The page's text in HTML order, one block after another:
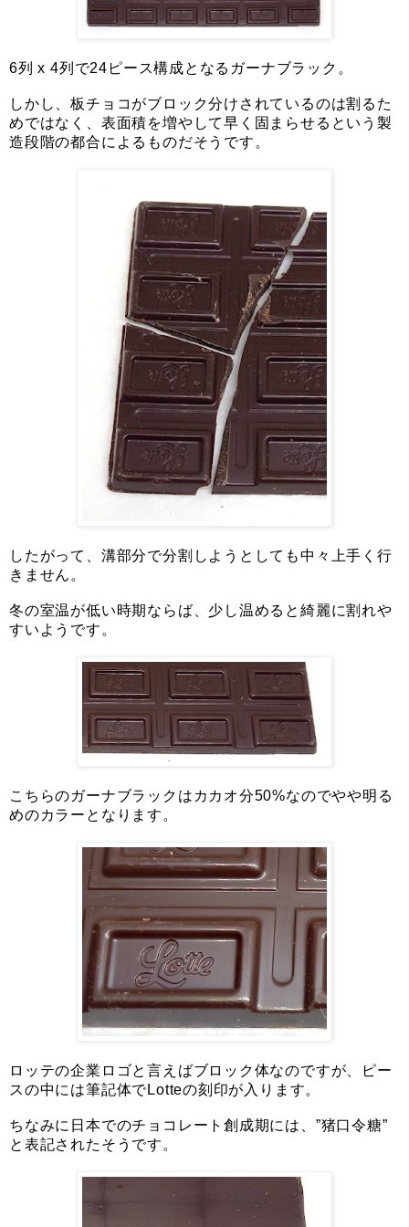
6列 x 4列で24ピース構成となるガーナブラック。
しかし、板チョコがブロック分けされているのは割るた
めではなく、表面積を増やして早く固まらせるという製
造段階の都合によるものだそうです。
したがって、溝部分で分割しようとしても中々上手く行
きません。
冬の室温が低い時期ならば、少し温めると綺麗に割れや
すいようです。
こちらのガーナブラックはカカオ分50%なのでやや明る
めのカラーとなります。
ロッテの企業ロゴと言えばブロック体なのですが、ピー
スの中には筆記体でLotteの刻印が入ります。
ちなみに日本でのチョコレート創成期には、”猪口令糖”
と表記されたそうです。